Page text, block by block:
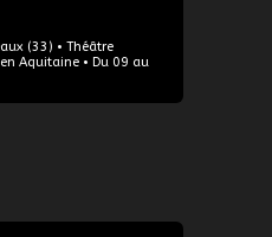
(33) • Théâtre
Aquitaine • Du 09 au